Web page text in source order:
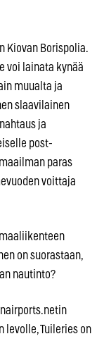
Kiovan Borispolia.
voi lainata kynää
muualta ja
slaavilainen
ja
post-
paras
voittaja
on suorastaan,
nautinto?
levolle, Tuileries on